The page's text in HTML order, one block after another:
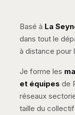
Basé à La
dans tout le
à distance pour
Je forme les
et équipes de
réseaux
taille du